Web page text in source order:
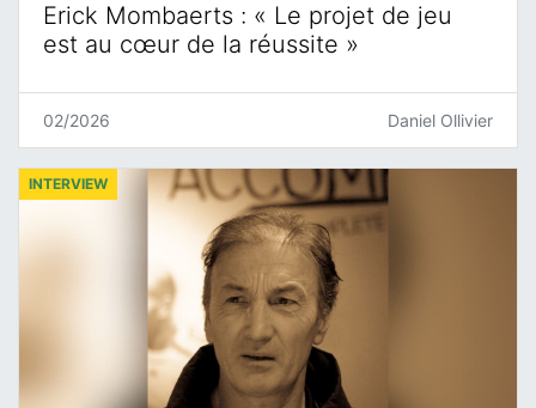
Erick Mombaerts : « Le projet de jeu
est au cœur de la réussite »
02/2026 Daniel Ollivier
INTERVIEW